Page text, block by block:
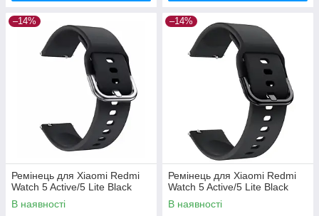
–14%
Ремінець для Xiaomi Redmi
Watch 5 Active/5 Lite Black
В наявності
–14%
Ремінець для Xiaomi Redmi
Watch 5 Active/5 Lite Black
В наявності